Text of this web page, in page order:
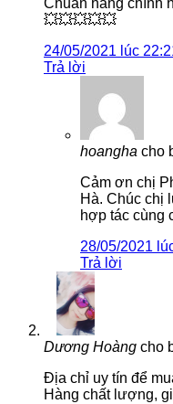
Chuẩn hàng chính
💥💥💥💥💥
24/05/2021 lúc
Trả lời
hoangha cho
Cảm ơn chị
Hà. Chúc chị
hợp tác cùng
28/05/2021
Trả lời
Dương Hoàng cho
Địa chỉ uy tín để
Hàng chất lượng,